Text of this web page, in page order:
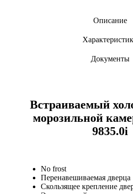
Описание
Документы
Встраиваемый
морозильной
9835.0i
No frost
Перенавешиваемая дверца
Скользящее крепление